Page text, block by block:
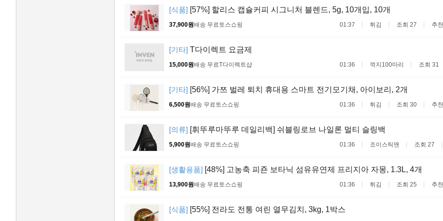
[식품] [57%] 할리스 캡슐커피 시그니처 블렌드, 5g, 10개입, 10개
37,900원배송 무료토스쇼핑 01:37 튀김 조회 27 추
[기타] T다이렉트 요금제
15,000원배송 무료T다이렉트샵 01:36 꺽지100마리 조회 31
[기타] [56%] 가쯔 벌레 퇴치 휴대용 스마트 전기모기채, 아이보리, 2개
6,500원배송 무료토스쇼핑 01:36 튀김 조회 30 추
[의류] [휘뚜루마뚜루 데일리백] 쉬블링로브 나일론 멀티 슬링백
5,900원배송 무료토스쇼핑 01:36 조이스틱맨 조회 27
[생활용품] [48%] 고농축 피죤 보타닉 섬유유연제 프리지아 자몽, 1.3L, 4개
13,900원배송 무료토스쇼핑 01:36 튀김 조회 25 추
[식품] [55%] 전라도 전통 여린 열무김치, 3kg, 1박스